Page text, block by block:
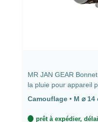
MR JAN GEAR
la pluie pour appareil
⌀ 14 cm, longueur 52
Camouflage • M ⌀
prêt à expédier,